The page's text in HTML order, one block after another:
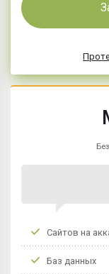
Сайтов на
Баз данных